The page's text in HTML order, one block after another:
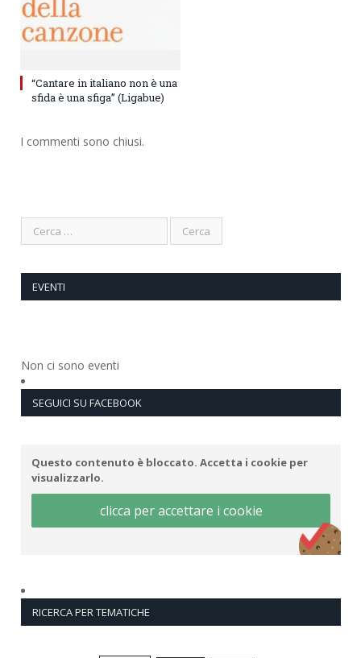
“Cantare in italiano non è una
sfida è una sfiga” (Ligabue)
I commenti sono chiusi.
EVENTI
Non ci sono eventi
SEGUICI SU FACEBOOK
Questo contenuto è bloccato. Accetta i cookie per
visualizzarlo.
clicca per accettare i cookie
RICERCA PER TEMATICHE